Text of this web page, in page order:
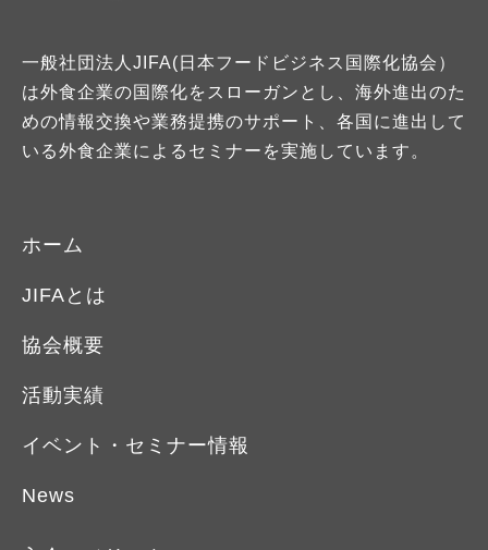
一般社団法人JIFA(日本フードビジネス国際化協会）
は外食企業の国際化をスローガンとし、海外進出のた
めの情報交換や業務提携のサポート、各国に進出して
いる外食企業によるセミナーを実施しています。
ホーム
JIFAとは
協会概要
活動実績
イベント・セミナー情報
News